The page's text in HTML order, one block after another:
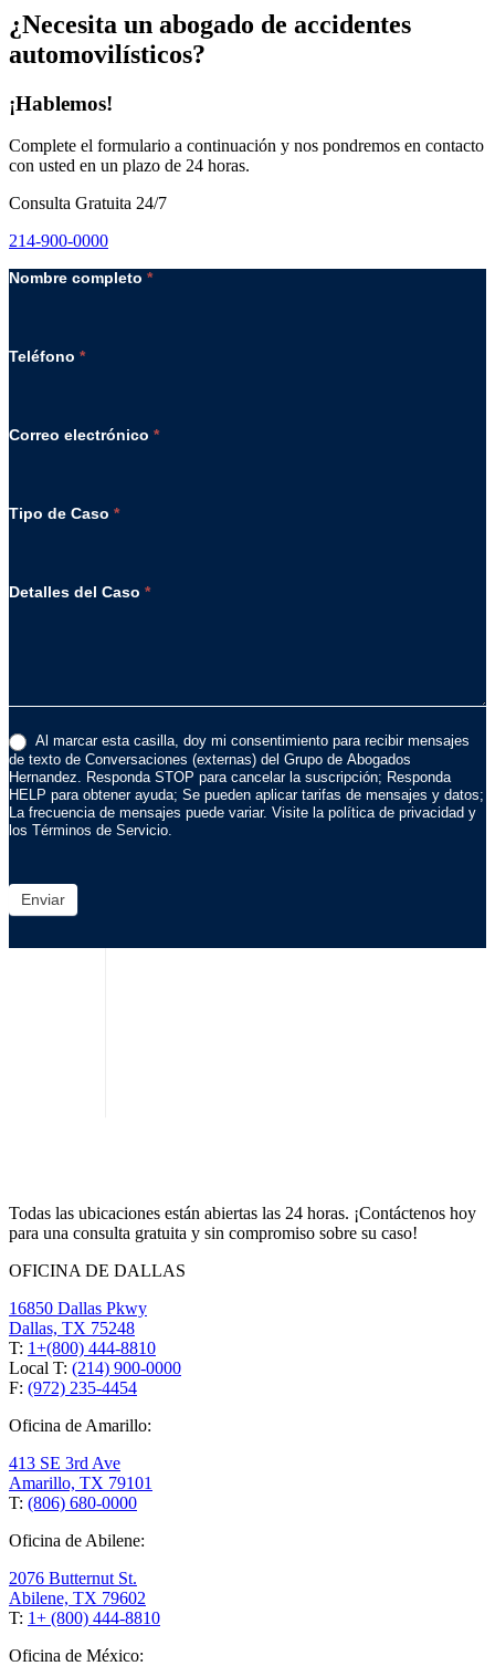
¿Necesita un abogado de accidentes
automovilísticos?
¡Hablemos!
Complete el formulario a continuación y nos pondremos en contacto
con usted en un plazo de 24 horas.
Consulta Gratuita 24/7
214-900-0000
Nombre completo *
Teléfono *
Correo electrónico *
Tipo de Caso *
Detalles del Caso *
Al marcar esta casilla, doy mi consentimiento para recibir mensajes
de texto de Conversaciones (externas) del Grupo de Abogados
Hernandez. Responda STOP para cancelar la suscripción; Responda
HELP para obtener ayuda; Se pueden aplicar tarifas de mensajes y datos;
La frecuencia de mensajes puede variar. Visite la política de privacidad y
los Términos de Servicio.
Enviar
Todas las ubicaciones están abiertas las 24 horas. ¡Contáctenos hoy
para una consulta gratuita y sin compromiso sobre su caso!
OFICINA DE DALLAS
16850 Dallas Pkwy
Dallas, TX 75248
T: 1+(800) 444-8810
Local T: (214) 900-0000
F: (972) 235-4454
Oficina de Amarillo:
413 SE 3rd Ave
Amarillo, TX 79101
T: (806) 680-0000
Oficina de Abilene:
2076 Butternut St.
Abilene, TX 79602
T: 1+ (800) 444-8810
Oficina de México: